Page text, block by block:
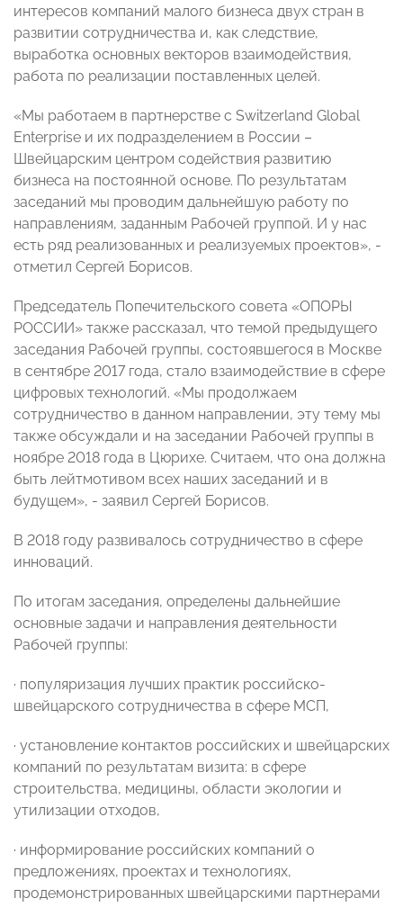
интересов компаний малого бизнеса двух стран в
развитии сотрудничества и, как следствие,
выработка основных векторов взаимодействия,
работа по реализации поставленных целей.
«Мы работаем в партнерстве с Switzerland Global
Enterprise и их подразделением в России –
Швейцарским центром содействия развитию
бизнеса на постоянной основе. По результатам
заседаний мы проводим дальнейшую работу по
направлениям, заданным Рабочей группой. И у нас
есть ряд реализованных и реализуемых проектов», -
отметил Сергей Борисов.
Председатель Попечительского совета «ОПОРЫ
РОССИИ» также рассказал, что темой предыдущего
заседания Рабочей группы, состоявшегося в Москве
в сентябре 2017 года, стало взаимодействие в сфере
цифровых технологий. «Мы продолжаем
сотрудничество в данном направлении, эту тему мы
также обсуждали и на заседании Рабочей группы в
ноябре 2018 года в Цюрихе. Считаем, что она должна
быть лейтмотивом всех наших заседаний и в
будущем», - заявил Сергей Борисов.
В 2018 году развивалось сотрудничество в сфере
инноваций.
По итогам заседания, определены дальнейшие
основные задачи и направления деятельности
Рабочей группы:
· популяризация лучших практик российско-
швейцарского сотрудничества в сфере МСП,
· установление контактов российских и швейцарских
компаний по результатам визита: в сфере
строительства, медицины, области экологии и
утилизации отходов,
· информирование российских компаний о
предложениях, проектах и технологиях,
продемонстрированных швейцарскими партнерами